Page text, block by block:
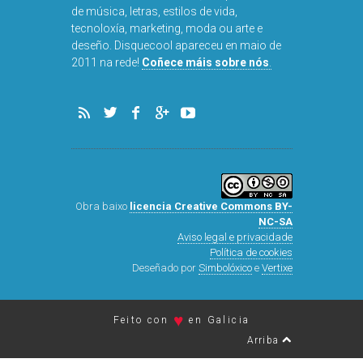
de música, letras, estilos de vida,
tecnoloxía, marketing, moda ou arte e
deseño. Disquecool apareceu en maio de
2011 na rede! Coñece máis sobre nós.
Obra baixo licencia Creative Commons BY-
NC-SA
Aviso legal e privacidade
Política de cookies
Deseñado por Simbolóxicoe Vertixe
Feito con ♥ en Galicia
Arriba